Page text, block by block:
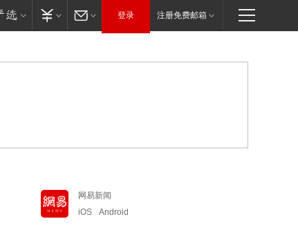
登录 注册免费邮箱
网易新闻
iOS
Android